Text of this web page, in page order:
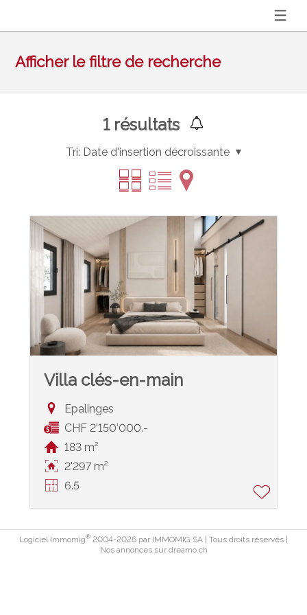
Afficher le filtre de recherche
1résultats
Tri: Date d'insertion décroissante
Villa clés-en-main
Epalinges
CHF 2'150'000.-
183 m²
2'297 m²
6.5
Logiciel Immomig® 2004-2026 par IMMOMIG SA | Tous droits réservés |
Nos annonces sur dreamo.ch